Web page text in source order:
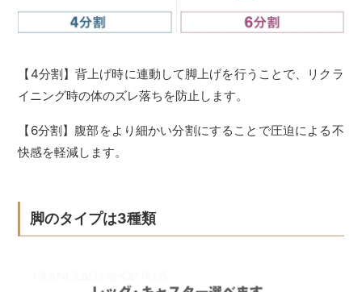
【4分割】背上げ時に連動して脚上げを行うことで、リクラ
イニング時の体のズレ落ちを防止します。
【6分割】腹部をより細かい分割にすることで圧迫による不
快感を軽減します。
脚のタイプは3種類